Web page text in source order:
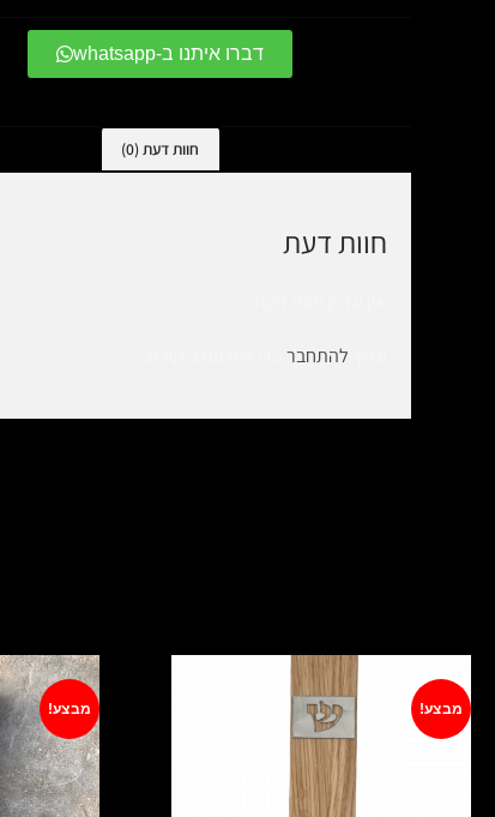
דברו איתנו ב-whatsapp
חוות דעת (0)
חוות דעת
להתחבר
מבצע! מבצע!